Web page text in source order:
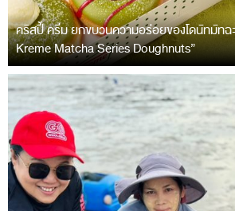
คริสปี้ ครีม ยกขบวนความอร่อยของโดนัทมัทฉ
Kreme Matcha Series Doughnuts”